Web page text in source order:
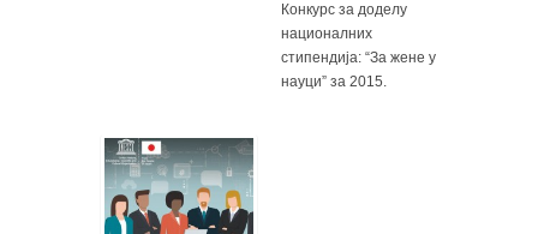
Конкурс за доделу
националних
стипендија: “За жене у
науци” за 2015.